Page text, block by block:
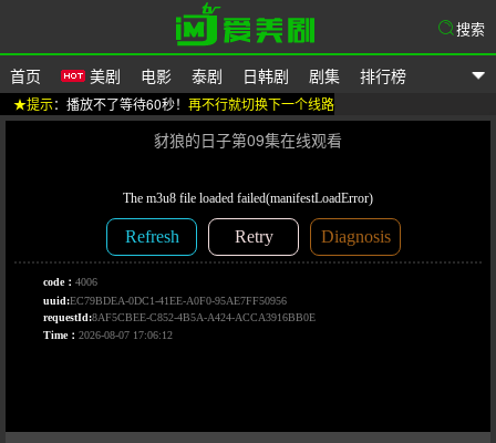
爱美剧
首页 美剧 电影 泰剧 日韩剧 剧集 排行榜
搜索
★提示：播放不了等待60秒！ 再不行就切换下一个线路
豺狼的日子第09集在线观看